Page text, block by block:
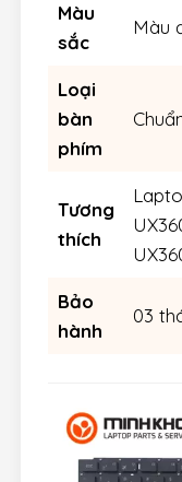
Màu
sắc
Màu
Loại
bàn
phím
Tương
thích
Bảo
hành
03